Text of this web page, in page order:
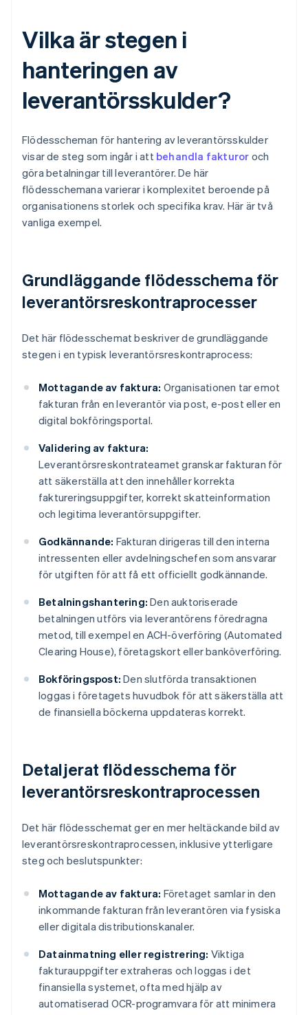
Vilka är stegen i
hanteringen av
leverantörsskulder?
Flödesscheman för hantering av leverantörsskulder
visar de steg som ingår i att behandla fakturor och
göra betalningar till leverantörer. De här
flödesschemana varierar i komplexitet beroende på
organisationens storlek och specifika krav. Här är två
vanliga exempel.
Grundläggande flödesschema för
leverantörsreskontraprocesser
Det här flödesschemat beskriver de grundläggande
stegen i en typisk leverantörsreskontraprocess:
Mottagande av faktura: Organisationen tar emot
fakturan från en leverantör via post, e-post eller en
digital bokföringsportal.
Validering av faktura:
Leverantörsreskontrateamet granskar fakturan för
att säkerställa att den innehåller korrekta
faktureringsuppgifter, korrekt skatteinformation
och legitima leverantörsuppgifter.
Godkännande: Fakturan dirigeras till den interna
intressenten eller avdelningschefen som ansvarar
för utgiften för att få ett officiellt godkännande.
Betalningshantering: Den auktoriserade
betalningen utförs via leverantörens föredragna
metod, till exempel en ACH-överföring (Automated
Clearing House), företagskort eller banköverföring.
Bokföringspost: Den slutförda transaktionen
loggas i företagets huvudbok för att säkerställa att
de finansiella böckerna uppdateras korrekt.
Detaljerat flödesschema för
leverantörsreskontraprocessen
Det här flödesschemat ger en mer heltäckande bild av
leverantörsreskontraprocessen, inklusive ytterligare
steg och beslutspunkter:
Mottagande av faktura: Företaget samlar in den
inkommande fakturan från leverantören via fysiska
eller digitala distributionskanaler.
Datainmatning eller registrering: Viktiga
fakturauppgifter extraheras och loggas i det
finansiella systemet, ofta med hjälp av
automatiserad OCR-programvara för att minimera